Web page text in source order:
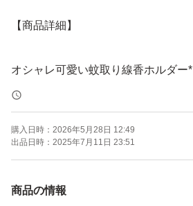
【商品詳細】
オシャレ可愛い蚊取り線香ホルダー*
お香も焚けちゃう
ベランダや庭、キャンプ等にも◎
カラー パウダーピンク
購入日時： 2026年5月28日 12:49
出品日時： 2025年7月11日 23:51
商品の情報